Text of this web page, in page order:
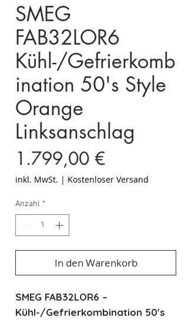
SMEG
FAB32LOR6
Kühl-/Gefrierkomb
ination 50's Style
Orange
Linksanschlag
1.799,00 €Preis
inkl. MwSt. | Kostenloser Versand
Anzahl *
In den Warenkorb
SMEG FAB32LOR6 –
Kühl-/Gefrierkombination 50's